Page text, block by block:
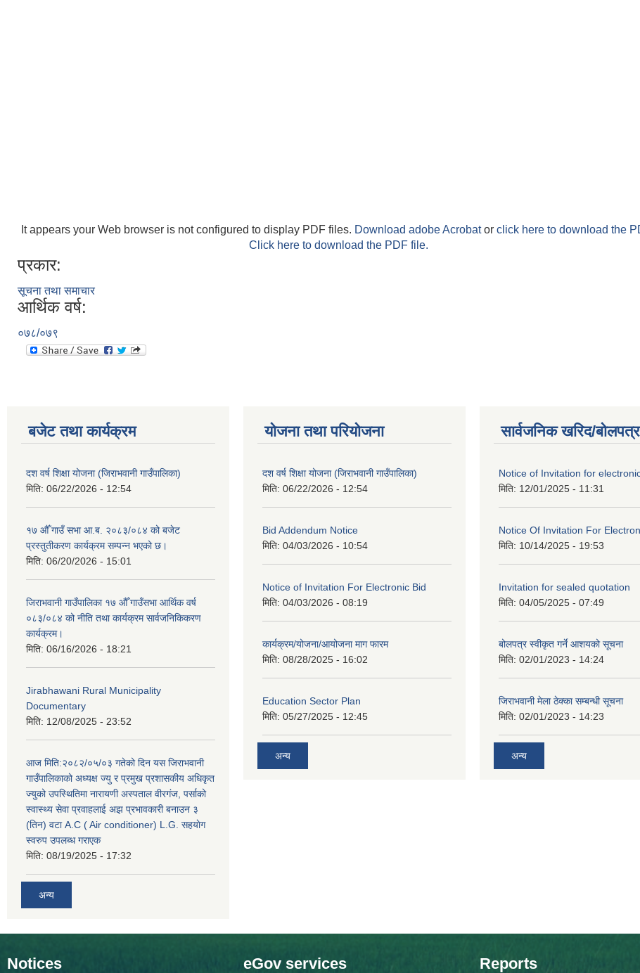
It appears your Web browser is not configured to display PDF files. Download adobe Acrobator click here to download the
Click here to download the PDF file.
प्रकार:
सूचना तथा समाचार
आर्थिक वर्ष:
०७८/०७९
बजेट तथा कार्यक्रम
दश वर्ष शिक्षा योजना (जिराभवानी गाउँपालिका)
मिति: 06/22/2026 - 12:54
१७ औँ गाउँ सभा आ.ब. २०८३/०८४ को बजेट
प्रस्तुतीकरण कार्यक्रम सम्पन्न भएको छ।
मिति: 06/20/2026 - 15:01
जिराभवानी गाउँपालिका १७ औँ गाउँसभा आर्थिक वर्ष
०८३/०८४ को नीति तथा कार्यक्रम सार्वजनिकिकरण
कार्यक्रम।
मिति: 06/16/2026 - 18:21
Jirabhawani Rural Municipality
Documentary
मिति: 12/08/2025 - 23:52
आज मिति:२०८२/०५/०३ गतेको दिन यस जिराभवानी
गाउँपालिकाको अध्यक्ष ज्यु र प्रमुख प्रशासकीय अधिकृत
ज्युको उपस्थितिमा नारायणी अस्पताल वीरगंज, पर्साको
स्वास्थ्य सेवा प्रवाहलाई अझ प्रभावकारी बनाउन ३
(तिन) वटा A.C ( Air conditioner) L.G. सहयाेग
स्वरुप उपलब्ध गराएक
मिति: 08/19/2025 - 17:32
अन्य
योजना तथा परियोजना
दश वर्ष शिक्षा योजना (जिराभवानी गाउँपालिका)
मिति: 06/22/2026 - 12:54
Bid Addendum Notice
मिति: 04/03/2026 - 10:54
Notice of Invitation For Electronic Bid
मिति: 04/03/2026 - 08:19
कार्यक्रम/योजना/आयोजना माग फारम
मिति: 08/28/2025 - 16:02
Education Sector Plan
मिति: 05/27/2025 - 12:45
अन्य
सार्वजनिक खरिद/
Notice of Invitation for
मिति: 12/01/2025 - 11:31
Notice Of Invitation For
मिति: 10/14/2025 - 19:53
Invitation for sealed quotation
मिति: 04/05/2025 - 07:49
बोलपत्र स्वीकृत गर्ने आशयको सूचना
मिति: 02/01/2023 - 14:24
जिराभवानी मेला ठेक्का सम्बन्धी सूचना
मिति: 02/01/2023 - 14:23
अन्य
Notices eGov services Reports